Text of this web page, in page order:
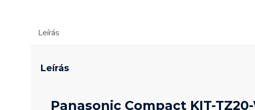
Leírás
Leírás
Panasonic Compact KIT-